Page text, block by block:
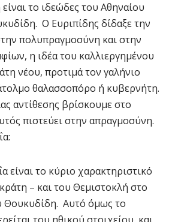
το ιδεώδες του Αθηναίου
Ο Ευριπίδης δίδαξε την
πολυπραγμοσύνη και στην
η ιδέα του καλλιεργημένου
νέου, προτιμά τον γαλήνιο
θαλασσοπόρο ή κυβερνήτη.
αντίθεσης βρίσκουμε στο
πιστεύει στην απραγμοσύνη.
είναι το κύριο χαρακτηριστικό
– και του Θεμιστοκλή στο
Θουκυδίδη. Αυτό όμως το